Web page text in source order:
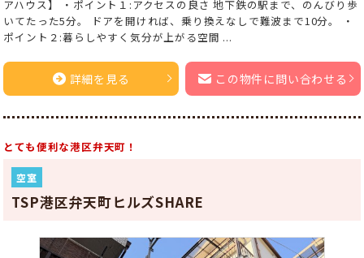
アハウス】 ・ポイント１:アクセスの良さ 地下鉄の駅まで、のんびり歩
いてたった5分。 ドアを開ければ、乗り換えなしで難波まで10分。 ・
ポイント２:暮らしやすく気分が上がる空間 ...
詳細を見る この物件に問い合わせる
とても便利な港区弁天町！
空室
TSP港区弁天町ヒルズSHARE